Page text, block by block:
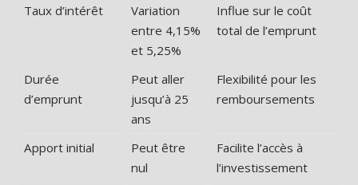
Taux d’intérêt
Variation
entre 4,15%
et 5,25%
Influe sur le coût
total de l’emprunt
Durée
d’emprunt
Peut aller
jusqu’à 25
ans
Flexibilité pour les
remboursements
Apport initial
Peut être
nul
Facilite l’accès à
l’investissement